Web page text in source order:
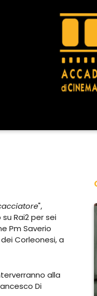
",
Rai2 per sei
Pm Saverio
Corleonesi, a
alla
Di